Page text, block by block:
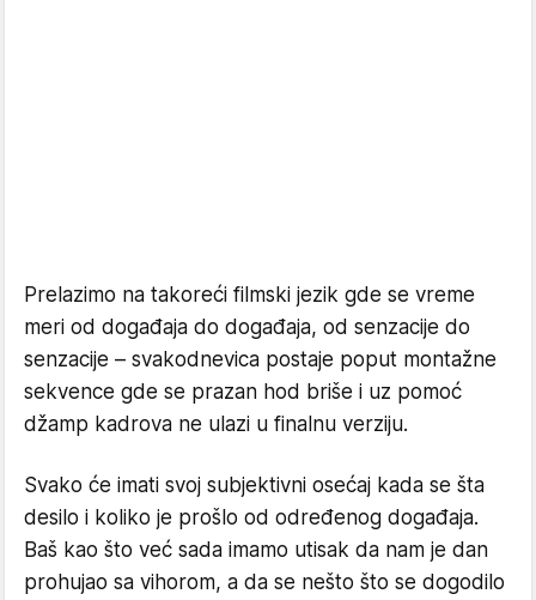
Prelazimo na takoreći filmski jezik gde se vreme
meri od događaja do događaja, od senzacije do
senzacije – svakodnevica postaje poput montažne
sekvence gde se prazan hod briše i uz pomoć
džamp kadrova ne ulazi u finalnu verziju.
Svako će imati svoj subjektivni osećaj kada se šta
desilo i koliko je prošlo od određenog događaja.
Baš kao što već sada imamo utisak da nam je dan
prohujao sa vihorom, a da se nešto što se dogodilo